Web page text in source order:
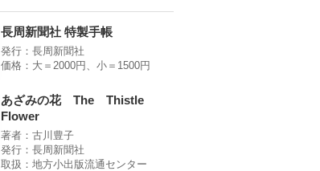
長周新聞社 特製手帳
発行：長周新聞社
価格：大＝2000円、小＝1500円
あざみの花 The Thistle
Flower
著者：古川豊子
発行：長周新聞社
取扱：地方小出版流通センター